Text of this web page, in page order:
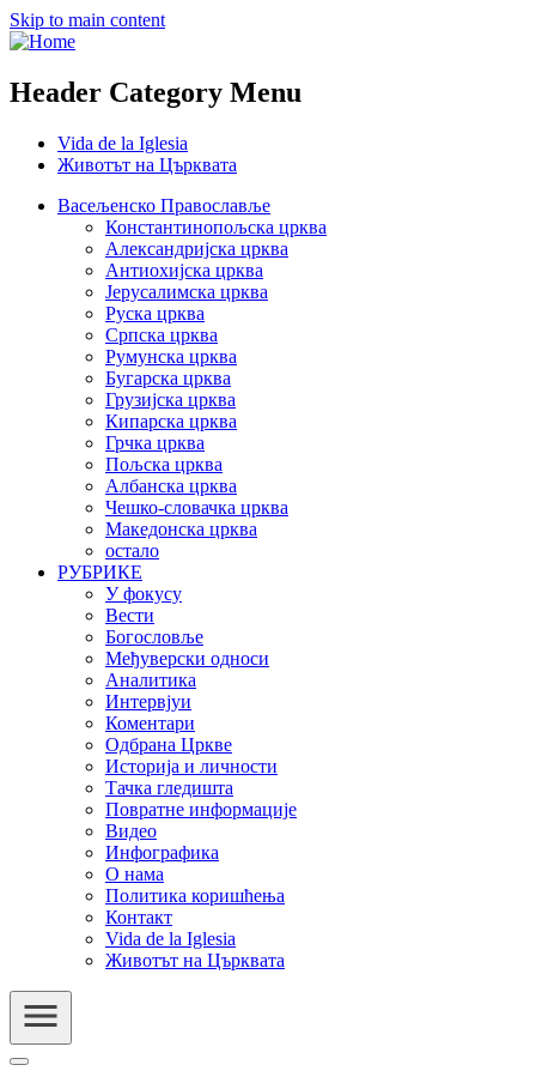
Skip to main content
Header Category Menu
Vida de la Iglesia
Животът на Църквата
Васељенско Православље
Константинопољска црква
Александријска црква
Антиохијска црква
Јерусалимска црква
Руска црква
Српска црква
Румунска црква
Бугарска црква
Грузијска црква
Кипарска црква
Грчка црква
Пољска црква
Албанска црква
Чешко-словачка црква
Македонска црква
остало
РУБРИКЕ
У фокусу
Вести
Богословље
Међуверски односи
Аналитика
Интервјуи
Коментари
Одбрана Цркве
Историја и личности
Тачка гледишта
Повратне информације
Видео
Инфографика
О нама
Политика коришћења
Контакт
Vida de la Iglesia
Животът на Църквата